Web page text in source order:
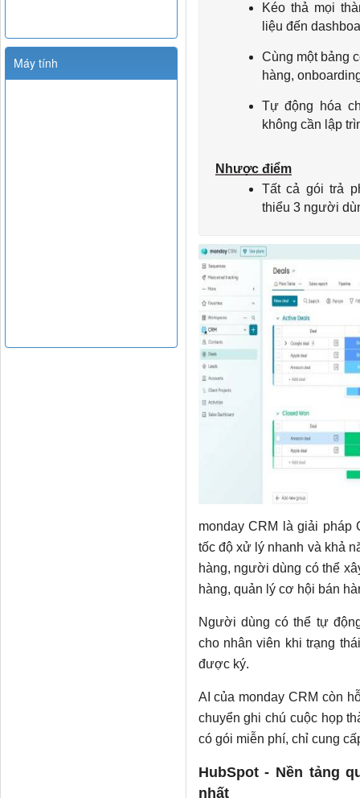
Kéo thả mọi
liệu đến
Cùng một bảng
hàng,
Tự động hóa
không cần lập
Nhược điểm
Tất cả gói trả
thiểu 3 người
monday CRM là giải pháp
tốc độ xử lý nhanh và khả
hàng, người dùng có thể
hàng, quản lý cơ hội bán
Người dùng có thể tự
cho nhân viên khi trạng
được ký.
AI của monday CRM còn
chuyển ghi chú cuộc họp
có gói miễn phí, chỉ cung
HubSpot - Nền tảng
nhất
Máy tính